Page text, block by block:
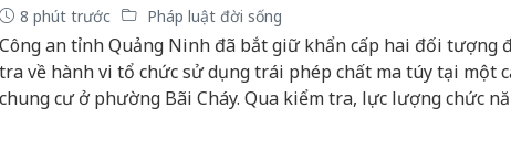
8 phút trước Pháp luật đời sống
Công an tỉnh Quảng Ninh đã bắt giữ khẩn cấp hai đối tượng
tra về hành vi tổ chức sử dụng trái phép chất ma túy tại một
chung cư ở phường Bãi Cháy. Qua kiểm tra, lực lượng chức